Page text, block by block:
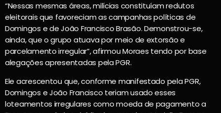
“Nessas mesmas áreas, milícias constituíam redutos
eleitorais que favoreciam as campanhas políticas de
Domingos e de João Francisco Brasão. Demonstrou-se,
ainda, que o grupo atuava por meio de extorsão e
parcelamento irregular”, afirmou Moraes tendo por base
alegações apresentadas pela PGR.
Ele acrescentou que, conforme manifestado pela PGR,
Domingos e João Francisco teriam usado esses
loteamentos irregulares como moeda de pagamento a